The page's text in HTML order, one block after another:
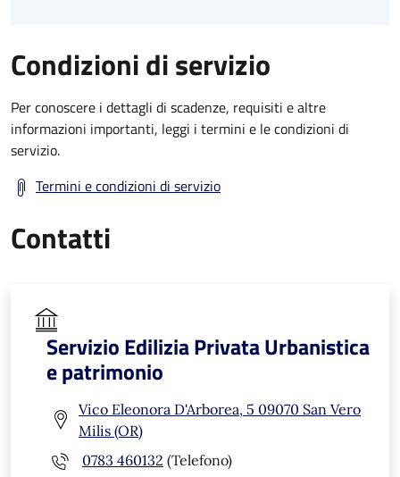
Condizioni di servizio
Per conoscere i dettagli di scadenze, requisiti e altre
informazioni importanti, leggi i termini e le condizioni di
servizio.
Termini e condizioni di servizio
Contatti
Servizio Edilizia Privata Urbanistica
e patrimonio
Vico Eleonora D'Arborea, 5 09070 San Vero
Milis (OR)
0783 460132 (Telefono)